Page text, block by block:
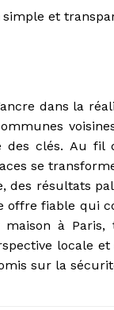
simple et
dans la
clés. Au fil
se
des résultats
fiable qui
à
locale
sur la